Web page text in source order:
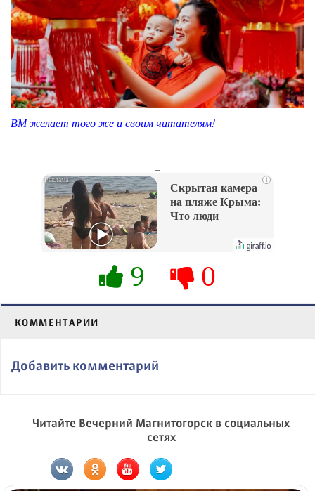
ВМ желает того же и своим читателям!
i
Скрытая камера
на пляже Крыма:
Что люди
их не видят...
9 0
КОММЕНТАРИИ
Добавить комментарий
Читайте Вечерний Магнитогорск в социальных
сетях